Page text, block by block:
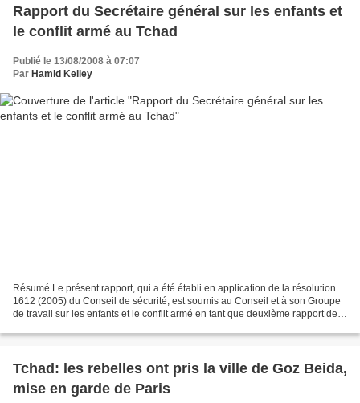
Rapport du Secrétaire général sur les enfants et
le conflit armé au Tchad
Publié le 13/08/2008 à 07:07
Par Hamid Kelley
Résumé Le présent rapport, qui a été établi en application de la résolution
1612 (2005) du Conseil de sécurité, est soumis au Conseil et à son Groupe
de travail sur les enfants et le conflit armé en tant que deuxième rapport de
Tchad: les rebelles ont pris la ville de Goz Beida,
mise en garde de Paris